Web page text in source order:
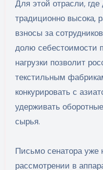
Для этой отрасли, где
традиционно высока,
взносы за
долю себестоимости
нагрузки позволит
текстильным
конкурировать с
удерживать
сырья.
Письмо сенатора уже
рассмотрении в